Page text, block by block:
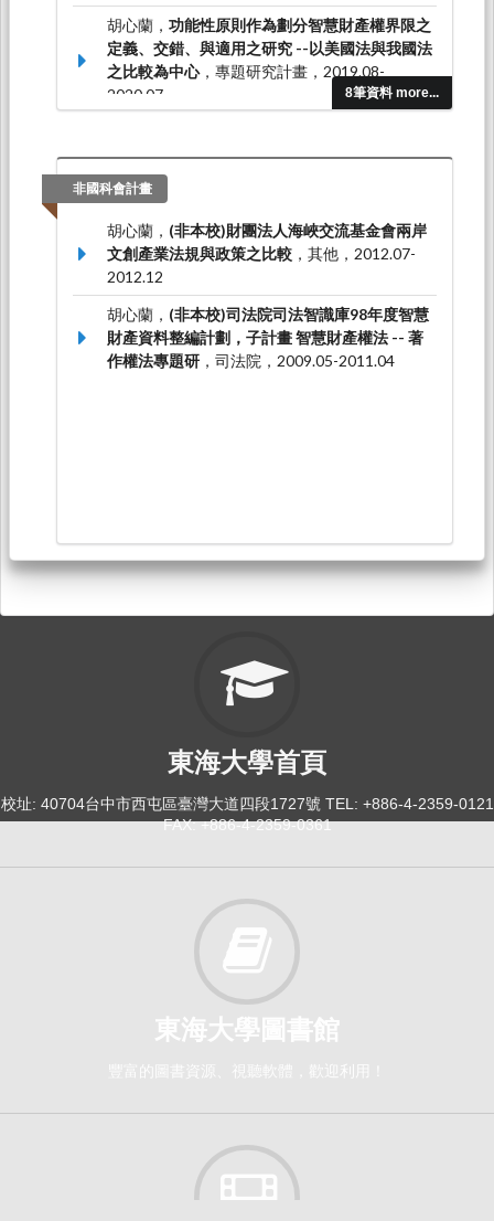
8筆資料 more...
胡心蘭， 功能性原則作為劃分智慧財產權界限之
定義、交錯、與適用之研究 --以美國法與我國法
之比較為中心，專題研究計畫，2019.08-
2020.07
用轉化要素之適用，專題研究計畫，2016.08-
2017.07
非國科會計畫
胡心蘭， (非本校)財團法人海峽交流基金會兩岸
文創產業法規與政策之比較 ，其他，2012.07-
2012.12
胡心蘭， (非本校)司法院司法智識庫98年度智慧
財產資料整編計劃，子計畫 智慧財產權法 -- 著
作權法專題研 ，司法院，2009.05-2011.04
東海大學首頁
校址: 40704台中市西屯區臺灣大道四段1727號 TEL: +886-4-2359-0121
FAX: +886-4-2359-0361
東海大學圖書館
豐富的圖書資源、視聽軟體，歡迎利用！